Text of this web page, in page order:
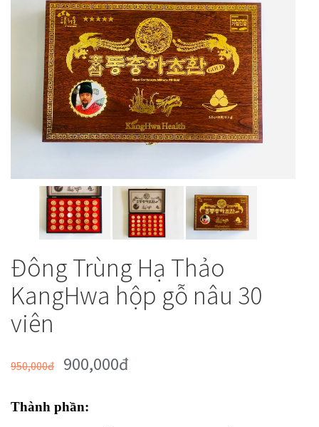
Đông Trùng Hạ Thảo
KangHwa hộp gỗ nâu 30
viên
950,000đ 900,000đ
Thành phần: